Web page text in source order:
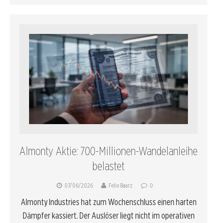
Almonty Aktie: 700-Millionen-Wandelanleihe
belastet
07/06/2026 Felix Baarz 0
Almonty Industries hat zum Wochenschluss einen harten
Dämpfer kassiert. Der Auslöser liegt nicht im operativen